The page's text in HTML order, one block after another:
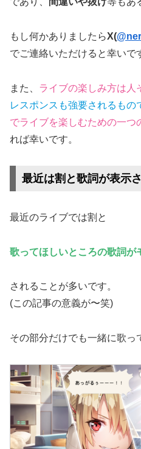
もし何かありましたらX(
でご連絡いただけると幸いで
また、 ライブの楽しみ方は人
レスポンスも強要されるもの
でライブを楽しむための一つ
れば幸いです。
最近は割と歌詞が表示
最近のライブでは割と
歌ってほしいところの歌詞が
されることが多いです。
(この記事の意義が〜笑)
その部分だけでも一緒に歌っ